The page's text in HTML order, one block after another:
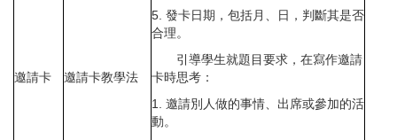
邀請卡 邀請卡教學法
5. 發卡日期，包括月、日，判斷其是否
合理。
引導學生就題目要求，在寫作邀請
卡時思考：
1. 邀請別人做的事情、出席或參加的活
動。